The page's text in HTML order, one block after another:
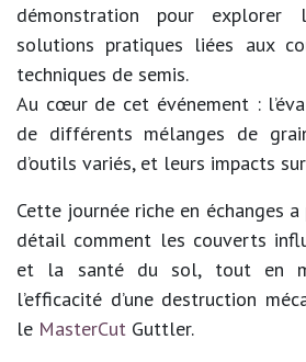
démonstration pour explorer
solutions pratiques liées aux
techniques de semis.
Au cœur de cet événement :
de différents mélanges de
d’outils variés, et leurs impacts
Cette journée riche en échanges a
détail comment les couverts
et la santé du sol, tout en
l’efficacité d’une destruction
le MasterCut Guttler.